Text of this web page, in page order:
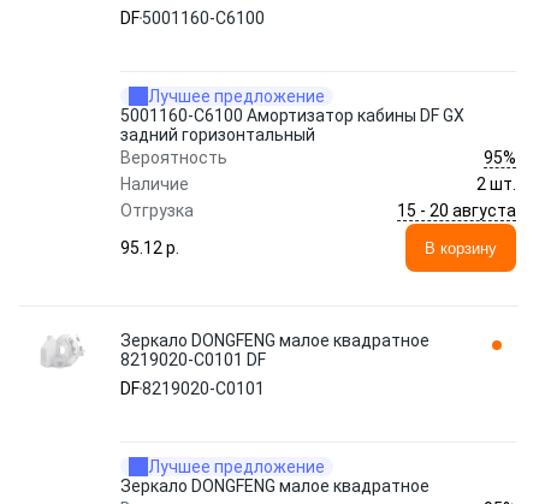
DF5001160-C6100
Лучшее предложение
5001160-C6100 Амортизатор кабины DF GX
задний горизонтальный
Вероятность
95%
Наличие
2 шт.
Отгрузка
15 - 20 августа
95.12 p.
В корзину
Зеркало DONGFENG малое квадратное
8219020-C0101 DF
DF8219020-C0101
Лучшее предложение
Зеркало DONGFENG малое квадратное